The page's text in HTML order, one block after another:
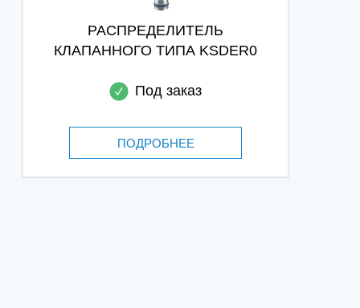
РАСПРЕДЕЛИТЕЛЬ
КЛАПАННОГО ТИПА KSDER0
Под заказ
ПОДРОБНЕЕ